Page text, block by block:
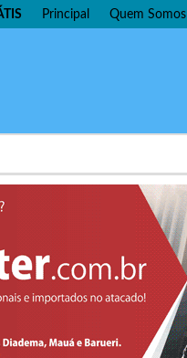
Principal Quem Somos